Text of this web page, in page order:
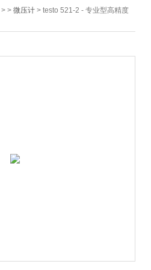
> >微压计 > testo 521-2 - 专业型高精度